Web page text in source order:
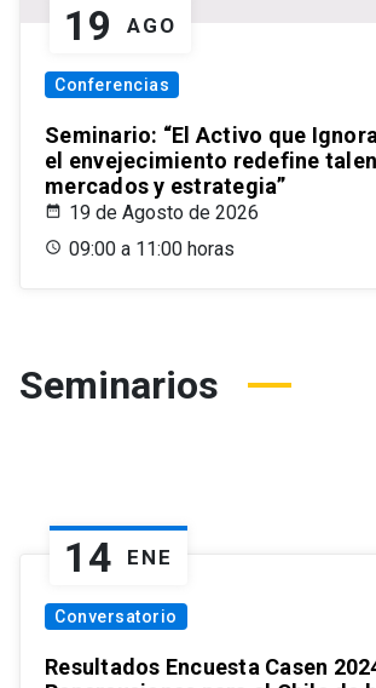
19 AGO
Conferencias
Seminario: “El Activo que
el envejecimiento redefine
mercados y estrategia”
19 de Agosto de 2026
09:00 a 11:00 horas
Seminarios
14 ENE
Conversatorio
Resultados Encuesta Casen